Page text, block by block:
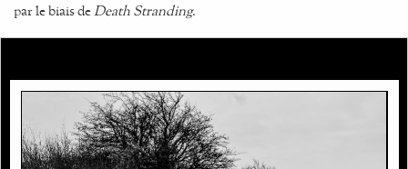
par le biais de Death Stranding.